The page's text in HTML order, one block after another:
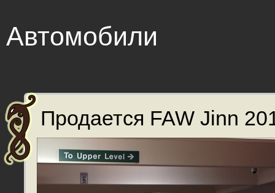
Автомобили
Продается FAW Jinn